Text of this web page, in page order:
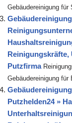
Gebäudereinigung
Reinigungskräfte,
Putzfirma
Gebäudereinigung
Putzhelden24 »